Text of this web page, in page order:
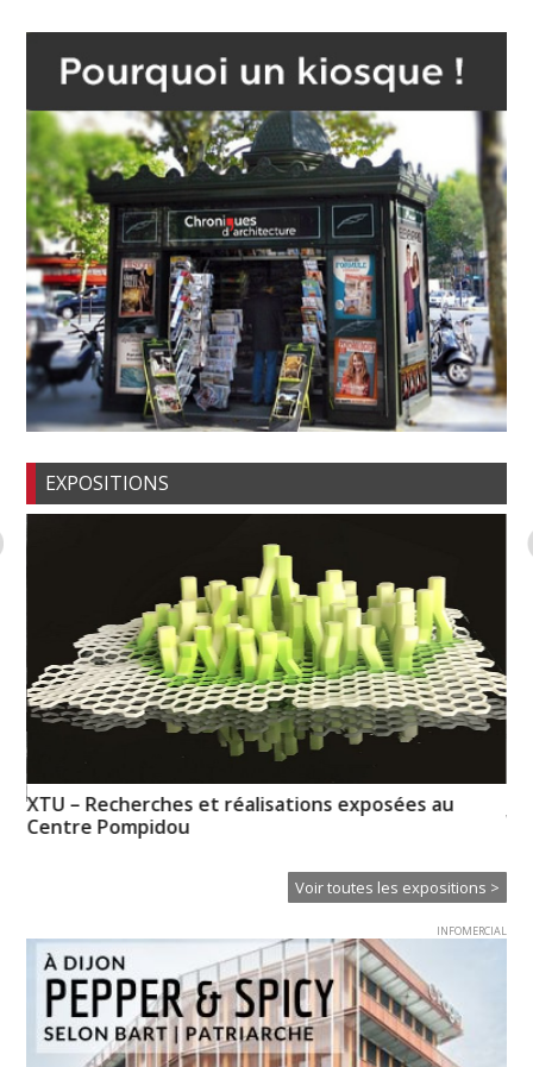
EXPOSITIONS
XTU – Recherches et réalisations exposées au
Centre Pompidou
Voir toutes les expositions >
INFOMERCIAL